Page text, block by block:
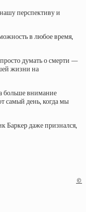
перспективу и
в любое время,
думать о смерти —
жизни на
больше внимание
самый день, когда мы
Баркер даже признался,
©